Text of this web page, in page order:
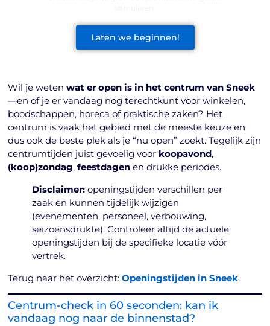
Wil je wetenwat er open is in het centrum van Sneek
—en of je er vandaag nog terechtkunt voor winkelen,
boodschappen, horeca of praktische zaken? Het
centrum is vaak het gebied met de meeste keuze en
dus ook de beste plek als je “nu open” zoekt. Tegelijk zijn
centrumtijden juist gevoelig voor koopavond,
(koop)zondag,feestdagen en drukke periodes.
Disclaimer: openingstijden verschillen per
zaak en kunnen tijdelijk wijzigen
(evenementen, personeel, verbouwing,
seizoensdrukte). Controleer altijd de actuele
openingstijden bij de specifieke locatie vóór
vertrek.
Terug naar het overzicht:Openingstijden in Sneek.
Centrum-check in 60 seconden: kan ik
vandaag nog naar de binnenstad?
Laten we beginnen!